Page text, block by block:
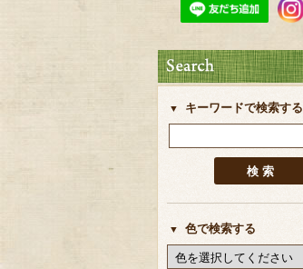
キーワードで検索する
色で検索する